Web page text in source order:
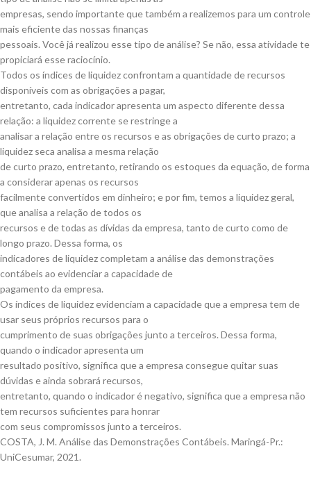
empresas, sendo importante que também a realizemos para um controle
mais eficiente das nossas finanças
pessoais. Você já realizou esse tipo de análise? Se não, essa atividade te
propiciará esse raciocínio.
Todos os índices de liquidez confrontam a quantidade de recursos
disponíveis com as obrigações a pagar,
entretanto, cada indicador apresenta um aspecto diferente dessa
relação: a liquidez corrente se restringe a
analisar a relação entre os recursos e as obrigações de curto prazo; a
liquidez seca analisa a mesma relação
de curto prazo, entretanto, retirando os estoques da equação, de forma
a considerar apenas os recursos
facilmente convertidos em dinheiro; e por fim, temos a liquidez geral,
que analisa a relação de todos os
recursos e de todas as dívidas da empresa, tanto de curto como de
longo prazo. Dessa forma, os
indicadores de liquidez completam a análise das demonstrações
contábeis ao evidenciar a capacidade de
pagamento da empresa.
Os índices de liquidez evidenciam a capacidade que a empresa tem de
usar seus próprios recursos para o
cumprimento de suas obrigações junto a terceiros. Dessa forma,
quando o indicador apresenta um
resultado positivo, significa que a empresa consegue quitar suas
dúvidas e ainda sobrará recursos,
entretanto, quando o indicador é negativo, significa que a empresa não
tem recursos suficientes para honrar
com seus compromissos junto a terceiros.
COSTA, J. M. Análise das Demonstrações Contábeis. Maringá-Pr.:
UniCesumar, 2021.